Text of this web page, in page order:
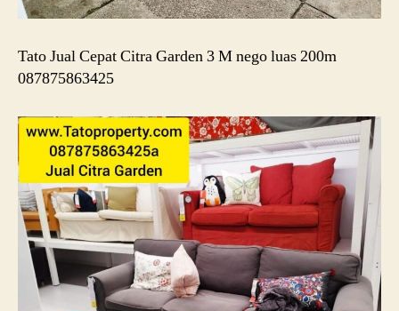
Tato Jual Cepat Citra Garden 3 M nego luas 200m
087875863425